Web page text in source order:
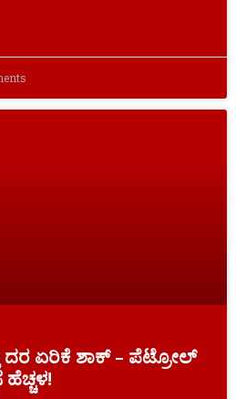
ದರ ಏರಿಕೆ ಶಾಕ್ – ಪೆಟ್ರೋಲ್